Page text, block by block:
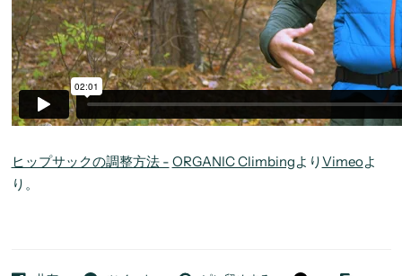
ヒップサックの調整方法 - ORGANIC ClimbingよりVimeoよ
り。